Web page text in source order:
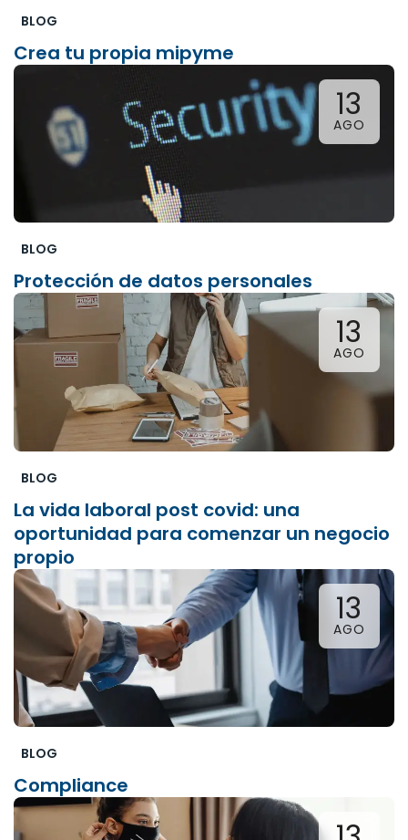
BLOG
Crea tu propia mipyme
13
AGO
BLOG
Protección de datos personales
13
AGO
BLOG
La vida laboral post covid: una
oportunidad para comenzar un negocio
propio
13
AGO
BLOG
Compliance